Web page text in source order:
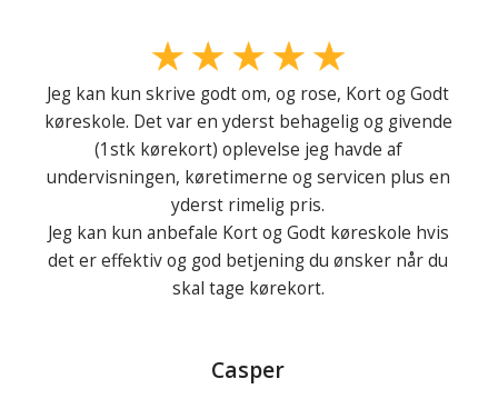
Jeg kan kun skrive godt om, og rose, Kort og Godt
køreskole. Det var en yderst behagelig og givende
(1stk kørekort) oplevelse jeg havde af
undervisningen, køretimerne og servicen plus en
yderst rimelig pris.
Jeg kan kun anbefale Kort og Godt køreskole hvis
det er effektiv og god betjening du ønsker når du
skal tage kørekort.
Casper